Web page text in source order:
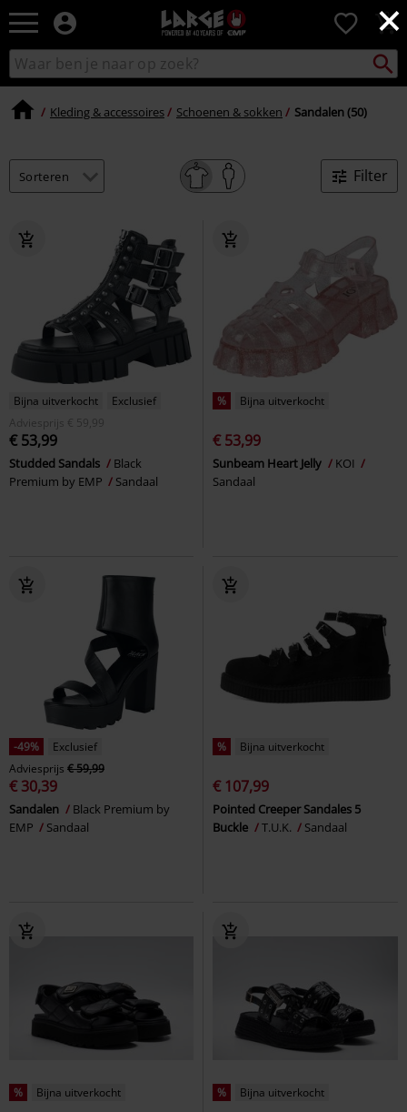
×
Large
–
Muziek-,
en
gaming-
alternatieve
kleding
0
Zoek
in
zoeken
Kleding & accessoires Schoenen & sokken Sandalen (50)
Filter
Bijna uitverkocht
Exclusief
Adviesprijs
€ 59,99
€ 53,99
Studded Sandals
Black
Premium by EMP
Sandaal
% Bijna uitverkocht
€ 53,99
Sunbeam Heart Jelly
KOI
Sandaal
-49%
Exclusief
Adviesprijs € 59,99
€ 30,39
Sandalen
Black Premium by
EMP
Sandaal
% Bijna uitverkocht
€ 107,99
Pointed Creeper Sandales 5
Buckle
T.U.K. Sandaal
% Bijna uitverkocht % Bijna uitverkocht